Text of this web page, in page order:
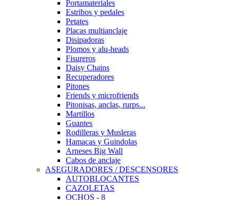
Portamateriales
Estribos y pedales
Petates
Placas multianclaje
Disipadoras
Plomos y alu-heads
Fisureros
Daisy Chains
Recuperadores
Pitones
Friends y microfriends
Pitonisas, anclas, rurps...
Martillos
Guantes
Rodilleras y Musleras
Hamacas y Guindolas
Arneses Big Wall
Cabos de anclaje
ASEGURADORES / DESCENSORES
AUTOBLOCANTES
CAZOLETAS
OCHOS - 8